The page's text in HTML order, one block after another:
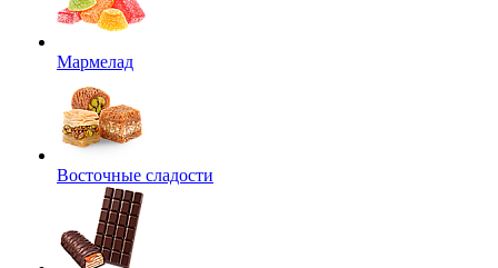
Мармелад
Восточные сладости